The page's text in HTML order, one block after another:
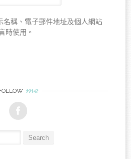
名稱、電子郵件地址及個人網站
時使用。
me